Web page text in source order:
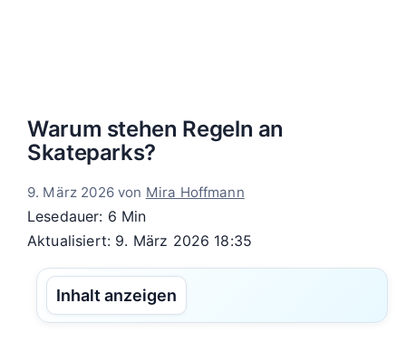
Warum stehen Regeln an
Skateparks?
9. März 2026 von Mira Hoffmann
Lesedauer: 6 Min
Aktualisiert: 9. März 2026 18:35
Inhalt anzeigen